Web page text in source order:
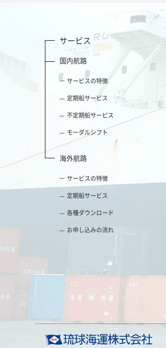
サービス
国内航路
サービスの特徴
定期船サービス
不定期船サービス
モーダルシフト
海外航路
サービスの特徴
定期船サービス
各種ダウンロード
お申し込みの流れ